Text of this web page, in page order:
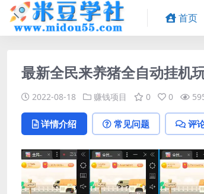
首页
最新全民来养猪全自动挂机
2022-08-18 赚钱项目 0 0
详情介绍 常见问题 评